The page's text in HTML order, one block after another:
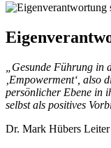
„Gesunde Führung in
‚Empowerment‘,
persönlicher Ebene in
selbst als positives
Dr. Mark Hübers